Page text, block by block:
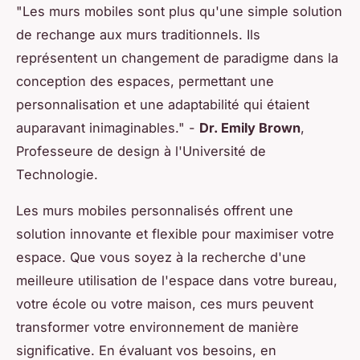
"Les murs mobiles sont plus qu'une simple solution
de rechange aux murs traditionnels. Ils
représentent un changement de paradigme dans la
conception des espaces, permettant une
personnalisation et une adaptabilité qui étaient
auparavant inimaginables." - Dr. Emily Brown,
Professeure de design à l'Université de
Technologie.
Les murs mobiles personnalisés offrent une
solution innovante et flexible pour maximiser votre
espace. Que vous soyez à la recherche d'une
meilleure utilisation de l'espace dans votre bureau,
votre école ou votre maison, ces murs peuvent
transformer votre environnement de manière
significative. En évaluant vos besoins, en